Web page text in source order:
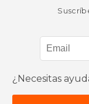
15%
¿Necesitas